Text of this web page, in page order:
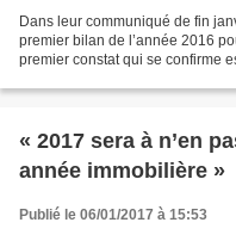
Dans leur communiqué de fin
premier bilan de l’année 2016
premier constat qui se confirme
« 2017 sera à n’en
année immobilière »
Publié le 06/01/2017 à 15:53